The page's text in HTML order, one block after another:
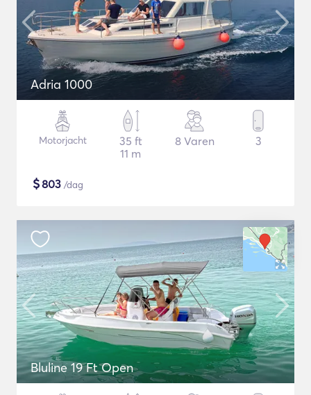
Adria 1000
Motorjacht
35 ft
11 m
8 Varen 3
$803 /dag
Bluline 19 Ft Open